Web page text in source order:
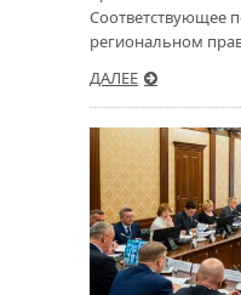
Соответствующее
региональном
ДАЛЕЕ